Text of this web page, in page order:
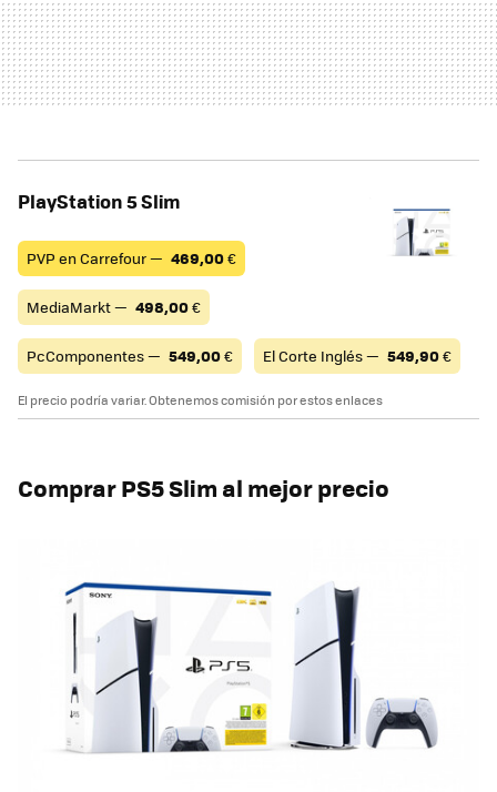
PlayStation 5 Slim
PVP en Carrefour — 469,00€
MediaMarkt — 498,00€
PcComponentes — 549,00€ El Corte Inglés — 549,90€
El precio podría variar. Obtenemos comisión por estos enlaces
Comprar PS5 Slim al mejor precio